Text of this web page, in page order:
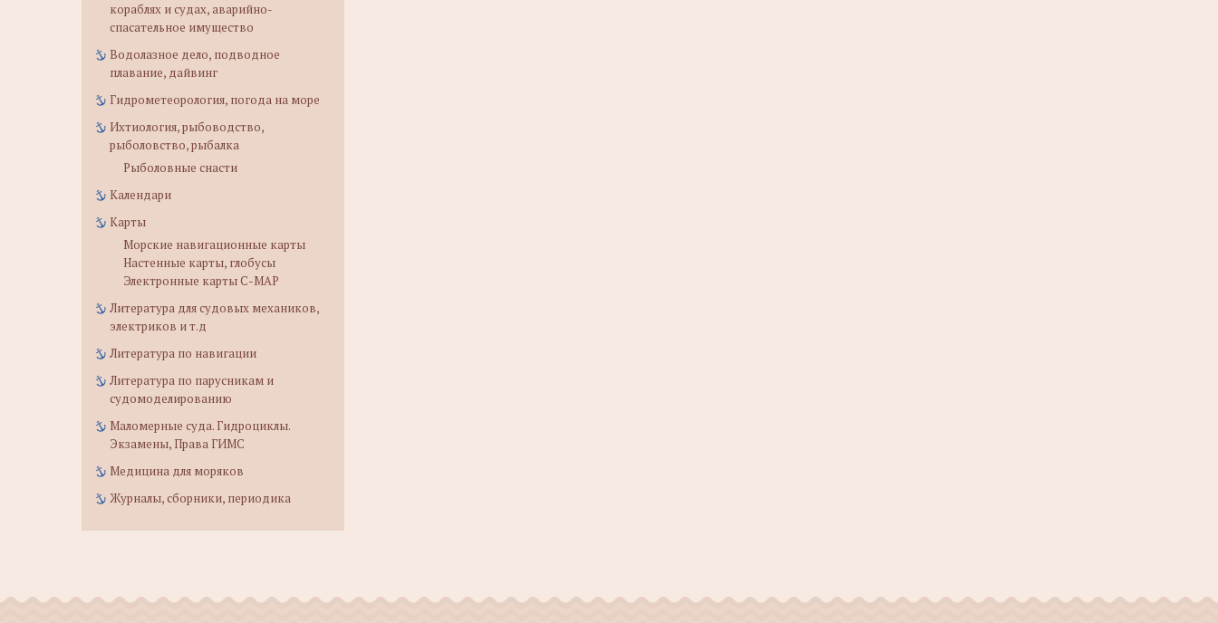
кораблях и судах, аварийно-
спасательное имущество
Водолазное дело, подводное
плавание, дайвинг
Гидрометеорология, погода на море
Ихтиология, рыбоводство,
рыболовство, рыбалка
Рыболовные снасти
Календари
Карты
Морские навигационные карты
Настенные карты, глобусы
Электронные карты C-MAP
Литература для судовых механиков,
электриков и т.д
Литература по навигации
Литература по парусникам и
судомоделированию
Маломерные суда. Гидроциклы.
Экзамены, Права ГИМС
Медицина для моряков
Журналы, сборники, периодика